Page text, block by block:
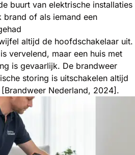
buurt van elektrische installaties
brand of als iemand een
altijd de hoofdschakelaar uit.
vervelend, maar een huis met
is gevaarlijk. De brandweer
storing is uitschakelen altijd
Nederland, 2024].